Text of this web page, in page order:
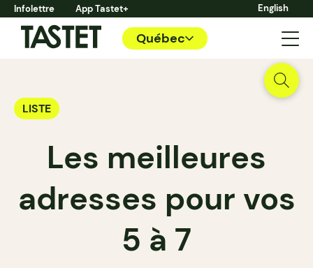
Infolettre App Tastet+ English
Québec
LISTE
Les meilleures
adresses pour vos
5 à 7